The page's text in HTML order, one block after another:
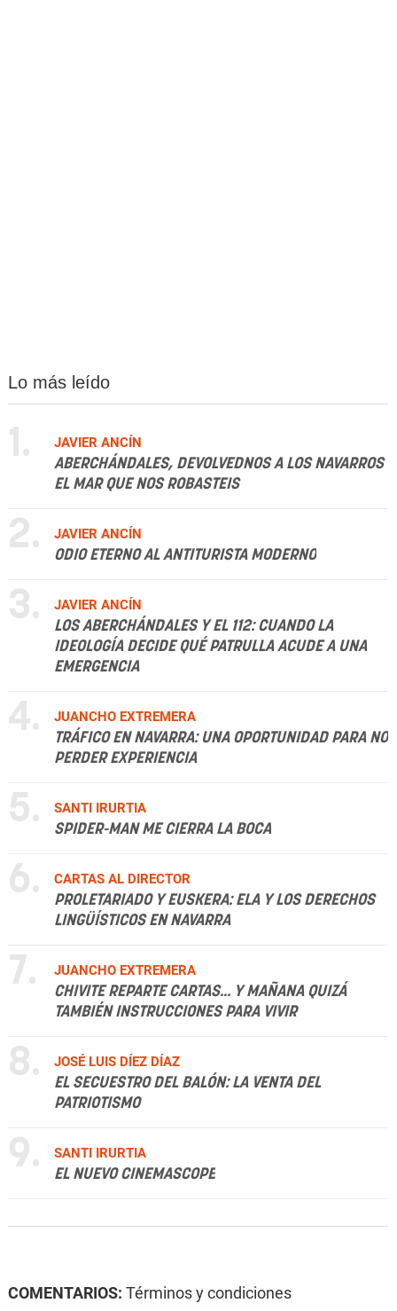
Lo más leído
1.
JAVIER ANCÍN
ABERCHÁNDALES, DEVOLVEDNOS A LOS NAVARROS
EL MAR QUE NOS ROBASTEIS
2.
JAVIER ANCÍN
ODIO ETERNO AL ANTITURISTA MODERNO
3.
JAVIER ANCÍN
LOS ABERCHÁNDALES Y EL 112: CUANDO LA
IDEOLOGÍA DECIDE QUÉ PATRULLA ACUDE A UNA
EMERGENCIA
4.
JUANCHO EXTREMERA
TRÁFICO EN NAVARRA: UNA OPORTUNIDAD PARA NO
PERDER EXPERIENCIA
5.
SANTI IRURTIA
SPIDER-MAN ME CIERRA LA BOCA
6.
CARTAS AL DIRECTOR
PROLETARIADO Y EUSKERA: ELA Y LOS DERECHOS
LINGÜÍSTICOS EN NAVARRA
7.
JUANCHO EXTREMERA
CHIVITE REPARTE CARTAS... Y MAÑANA QUIZÁ
TAMBIÉN INSTRUCCIONES PARA VIVIR
8.
JOSÉ LUIS DÍEZ DÍAZ
EL SECUESTRO DEL BALÓN: LA VENTA DEL
PATRIOTISMO
9.
SANTI IRURTIA
EL NUEVO CINEMASCOPE
COMENTARIOS: Términos y condiciones